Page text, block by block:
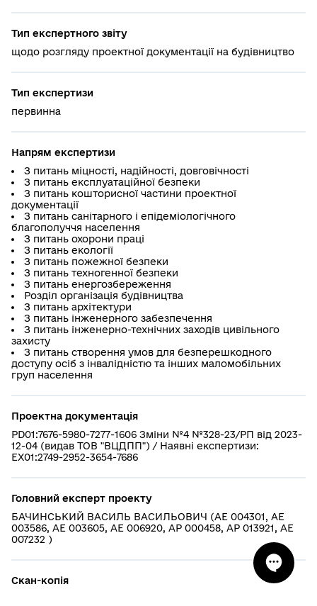
Тип експертного звіту
щодо розгляду проектної документації на будівництво
Тип експертизи
первинна
Напрям експертизи
З питань міцності, надійності, довговічності
З питань експлуатаційної безпеки
З питань кошторисної частини проектної
документації
З питань санітарного і епідеміологічного
благополуччя населення
З питань охорони праці
З питань екології
З питань пожежної безпеки
З питань техногенної безпеки
З питань енергозбереження
Розділ організація будівництва
З питань архітектури
З питань інженерного забезпечення
З питань інженерно-технічних заходів цивільного
захисту
З питань створення умов для безперешкодного
доступу осіб з інвалідністю та інших маломобільних
груп населення
Проектна документація
PD01:7676-5980-7277-1606 Зміни №4 №328-23/РП від 2023-
12-04 (видав ТОВ "ВЦДПП") / Наявні експертизи:
EX01:2749-2952-3654-7686
Головний експерт проекту
БАЧИНСЬКИЙ ВАСИЛЬ ВАСИЛЬОВИЧ (АЕ 004301, АЕ
003586, АЕ 003605, АЕ 006920, АР 000458, АР 013921, АЕ
007232 )
Скан-копія